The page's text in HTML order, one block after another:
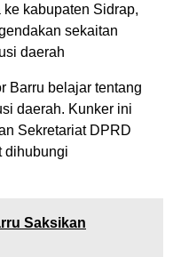
kabupaten Sidrap,
sekaitan
daerah
Barru belajar tentang
daerah. Kunker ini
Sekretariat DPRD
dihubungi
Saksikan